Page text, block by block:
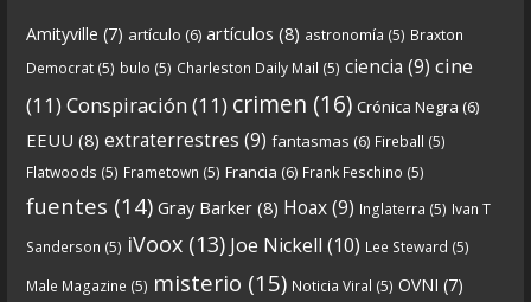
6 0 View on facebook
Crónicas de Nantucket
Descargar
https://www.ivoox.com/cdn-6x05-8211-qanon-
parte-1-origenes-audios-mp3_rf_67157433_1.html
Amityville (7) artículo (6) artículos (8) astronomía (5) Braxton
Democrat (5) bulo (5) Charleston Daily Mail (5) ciencia (9) cine
(11) Conspiración (11) crimen (16) Crónica Negra (6)
EEUU (8) extraterrestres (9) fantasmas (6) Fireball (5)
Flatwoods (5) Frametown (5) Francia (6) Frank Feschino (5)
fuentes (14) Gray Barker (8) Hoax(9) Inglaterra (5) Ivan T
Sanderson (5) iVoox (13) Joe Nickell (10) Lee Steward (5)
Male Magazine (5) misterio (15) Noticia Viral (5) OVNI (7)